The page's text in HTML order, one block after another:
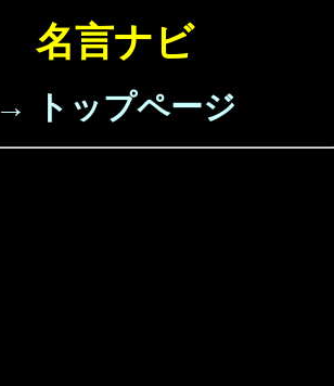
名言ナビ
→ トップページ